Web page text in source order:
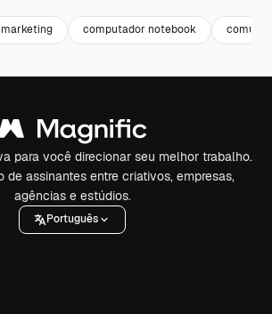
computador notebook
para você direcionar seu melhor trabalho.
de assinantes entre criativos, empresas,
agências e estúdios.
Português